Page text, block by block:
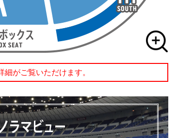
がご覧いただけます。